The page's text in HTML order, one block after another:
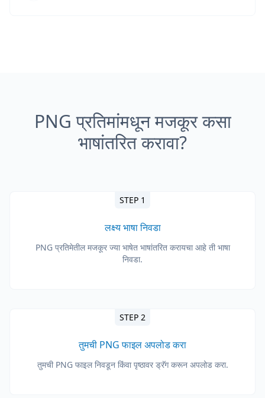
PNG प्रतिमांमधून मजकूर कसा
भाषांतरित करावा?
STEP 1
लक्ष्य भाषा निवडा
PNG प्रतिमेतील मजकूर ज्या भाषेत भाषांतरित करायचा आहे ती भाषा
निवडा.
STEP 2
तुमची PNG फाइल अपलोड करा
तुमची PNG फाइल निवडून किंवा पृष्ठावर ड्रॅग करून अपलोड करा.